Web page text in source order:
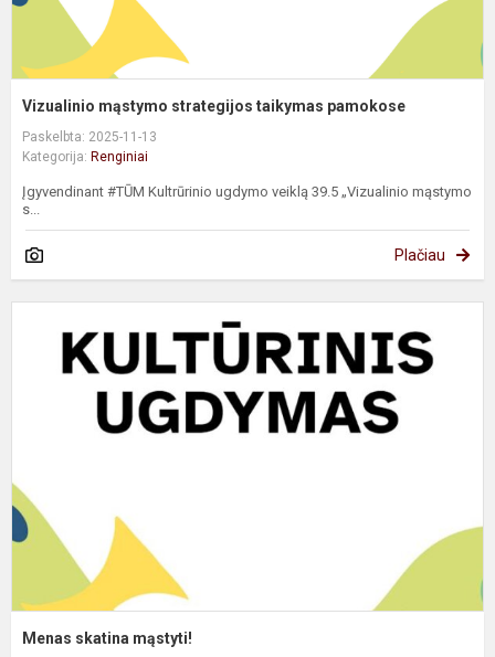
Vizualinio mąstymo strategijos taikymas pamokose
Paskelbta: 2025-11-13
Kategorija: Renginiai
Įgyvendinant #TŪM Kultrūrinio ugdymo veiklą 39.5 „Vizualinio mąstymo
s...
Plačiau
Menas skatina mąstyti!